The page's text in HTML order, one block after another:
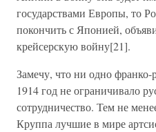
государствами Европы, то
покончить с Японией,
крейсерскую войну[21].
Замечу, что ни одно франко-
1914 год не ограничивало
сотрудничество. Тем не
Круппа лучшие в мире